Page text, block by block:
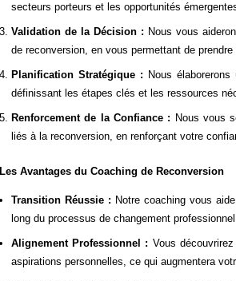
secteurs porteurs et les opportunités
Validation de la Décision : Nous vous
de reconversion, en vous permettant de
Planification Stratégique : Nous
définissant les étapes clés et les ressources
Renforcement de la Confiance : Nous vous
liés à la reconversion, en renforçant votre
Les Avantages du Coaching de Reconversion
Transition Réussie : Notre coaching vous
long du processus de changement
Alignement Professionnel : Vous
aspirations personnelles, ce qui augmentera